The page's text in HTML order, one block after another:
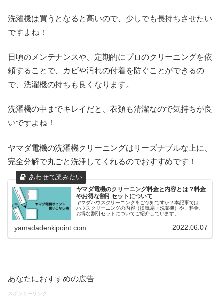
洗濯機は買うとなると高いので、少しでも長持ちさせたい
ですよね！
日頃のメンテナンスや、定期的にプロのクリーニングを依
頼することで、カビや汚れの付着を防ぐことができるの
で、洗濯機の持ちも良くなります。
洗濯機の中までキレイだと、衣類も清潔なので気持ちが良
いですよね！
ヤマダ電機の洗濯機クリーニングはリーズナブルな上に、
完全分解で丸ごと洗浄してくれるのでおすすめです！
ヤマダ電機のクリーニング料金と内容とは？料金
やお得な割引セットについて
ヤマダハウスクリーニングをご存知ですか？本記事では、
ハウスクリーニングの内容（換気扇・洗濯機）や、料金、
お得な割引セットについてご紹介しています。
yamadadenkipoint.com 2022.06.07
あなたにおすすめの広告
スポンサーリンク